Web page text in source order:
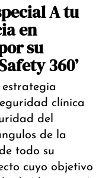
A tu
en
su
360’
clínica
del
de la
todo su
cuyo objetivo